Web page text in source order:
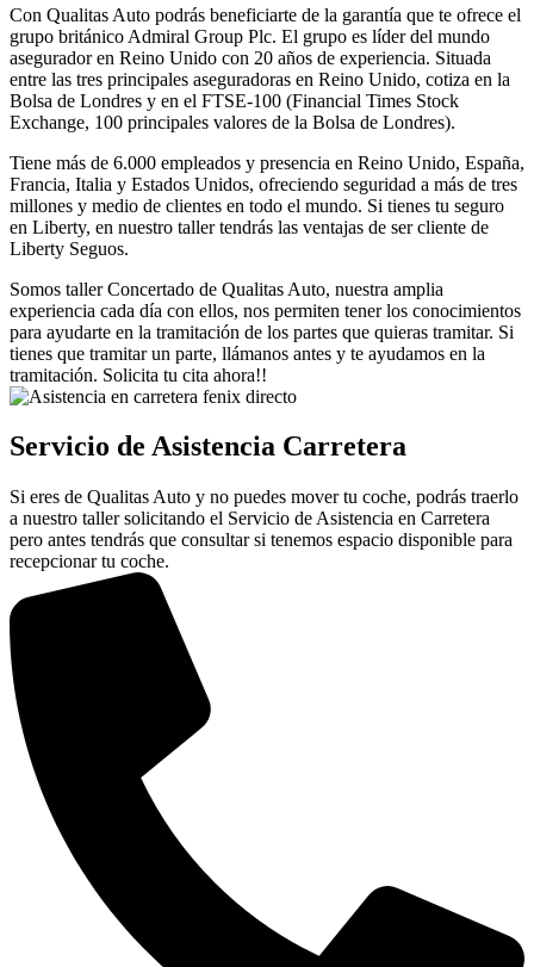
Con Qualitas Auto podrás beneficiarte de la garantía que te ofrece el
grupo británico Admiral Group Plc. El grupo es líder del mundo
asegurador en Reino Unido con 20 años de experiencia. Situada
entre las tres principales aseguradoras en Reino Unido, cotiza en la
Bolsa de Londres y en el FTSE-100 (Financial Times Stock
Exchange, 100 principales valores de la Bolsa de Londres).
Tiene más de 6.000 empleados y presencia en Reino Unido, España,
Francia, Italia y Estados Unidos, ofreciendo seguridad a más de tres
millones y medio de clientes en todo el mundo. Si tienes tu seguro
en Liberty, en nuestro taller tendrás las ventajas de ser cliente de
Liberty Seguos.
Somos taller Concertado de Qualitas Auto, nuestra amplia
experiencia cada día con ellos, nos permiten tener los conocimientos
para ayudarte en la tramitación de los partes que quieras tramitar. Si
tienes que tramitar un parte, llámanos antes y te ayudamos en la
tramitación. Solicita tu cita ahora!!
Servicio de Asistencia Carretera
Si eres de Qualitas Auto y no puedes mover tu coche, podrás traerlo
a nuestro taller solicitando el Servicio de Asistencia en Carretera
pero antes tendrás que consultar si tenemos espacio disponible para
recepcionar tu coche.